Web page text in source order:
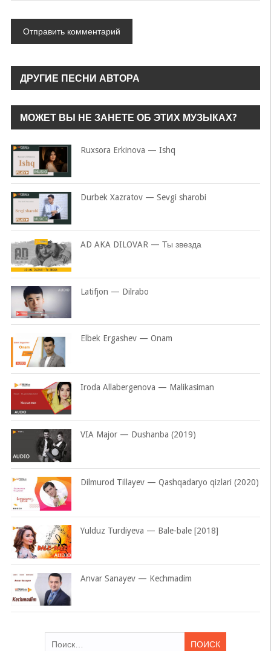
ДРУГИЕ ПЕСНИ АВТОРА
МОЖЕТ ВЫ НЕ ЗАНЕТЕ ОБ ЭТИХ МУЗЫКАХ?
Ruxsora Erkinova — Ishq
Durbek Xazratov — Sevgi sharobi
AD AKA DILOVAR — Ты звезда
Latifjon — Dilrabo
Elbek Ergashev — Onam
Iroda Allabergenova — Malikasiman
VIA Major — Dushanba (2019)
Dilmurod Tillayev — Qashqadaryo qizlari (2020)
Yulduz Turdiyeva — Bale-bale [2018]
Anvar Sanayev — Kechmadim